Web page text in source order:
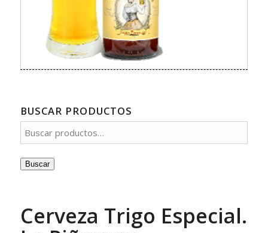
BUSCAR PRODUCTOS
Buscar
Cerveza Trigo Especial.